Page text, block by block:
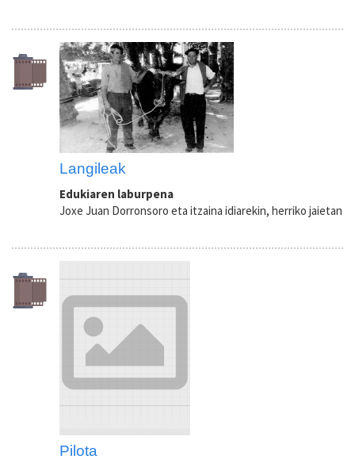
Langileak
Edukiaren laburpena
Joxe Juan Dorronsoro eta itzaina idiarekin, herriko jaietan
Pilota